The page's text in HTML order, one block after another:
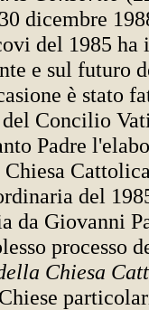
dicembre
del 1985
e sul futuro
è stato
Concilio
Padre
del
da Giovanni
processo
Chiesa